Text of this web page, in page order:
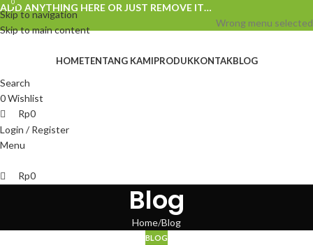
Skip to navigation
Skip to main content
ADD ANYTHING HERE OR JUST REMOVE IT…
Wrong menu selected
HOMETENTANG KAMIPRODUKKONTAKBLOG
Search
0Wishlist
0
Rp0
Login / Register
Menu
0
Rp0
Blog
Home Blog
BLOG